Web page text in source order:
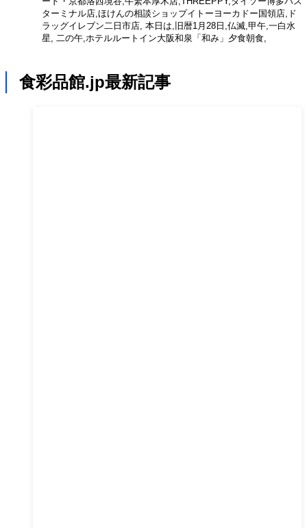
ターミナル店,ほけんの相談ショップイトーヨーカドー国領店,ド
ラッグイレブン二日市店, 本日は,旧暦1月28日,仏滅,甲午,一白水
星, 二の午,ホテルルートイン大阪和泉「和み」夕食朝食,
食彩品館.jp最新記事